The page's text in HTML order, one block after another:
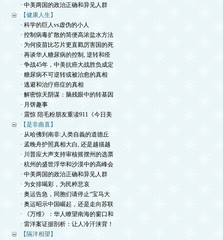
· 中美两国的政治正确和异见人群
【健康人生】
· 科学的巨人vs虚伪的小人
· 控制病毒扩散的简便高浓盐水方法
· 为何疫苗比芯片更直戳厉害国的死
· 再谈华人糖尿病的控制, 逆转和痊
· 争战45年，中美抗癌大战胜负成定
· 糖尿病不可逆转或被治愈的真相
· 逃避和治疗癌症的真相
· 解密惊天阴谋：脑残眼中的转基因
· 月饼趣事
· 震惊 陪毛粉朋友重读911《今日美
【是非曲直】
· 从哈佛到南非:人类自義的道德丘
· 孟晚舟护照真相大白, 还是越描越
· 川普应大声支持审核摇摆州的选票
· 杭州的盛世浮华和沙漠中的高峰会
· 中美两国的政治正确和异见人群
· 为女排喝彩，为民粹悲哀
· 奥运告急，同胞们请停止“宝马大
· 奥运昭示中国崛起，还是走向苏联
· 《万维》：华人瞭望南海的窗口和
· 雷洋案证据剖析：让人冷汗浃背！
【隔洋相望】